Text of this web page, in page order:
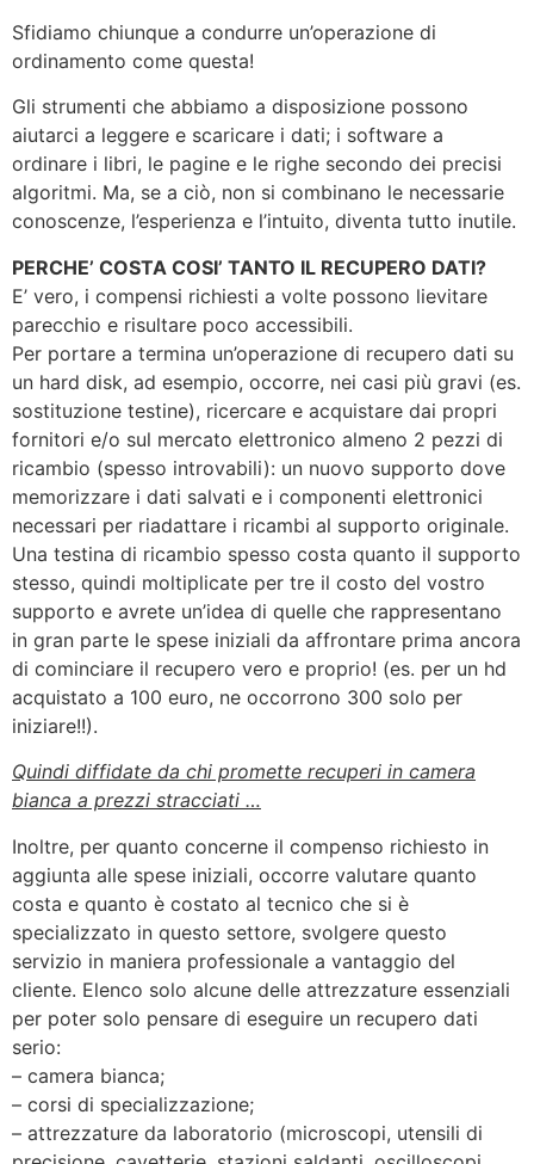
Sfidiamo chiunque a condurre un’operazione di
ordinamento come questa!
Gli strumenti che abbiamo a disposizione possono
aiutarci a leggere e scaricare i dati; i software a
ordinare i libri, le pagine e le righe secondo dei precisi
algoritmi. Ma, se a ciò, non si combinano le necessarie
conoscenze, l’esperienza e l’intuito, diventa tutto inutile.
PERCHE’ COSTA COSI’ TANTO IL RECUPERO DATI?
E’ vero, i compensi richiesti a volte possono lievitare
parecchio e risultare poco accessibili.
Per portare a termina un’operazione di recupero dati su
un hard disk, ad esempio, occorre, nei casi più gravi (es.
sostituzione testine), ricercare e acquistare dai propri
fornitori e/o sul mercato elettronico almeno 2 pezzi di
ricambio (spesso introvabili): un nuovo supporto dove
memorizzare i dati salvati e i componenti elettronici
necessari per riadattare i ricambi al supporto originale.
Una testina di ricambio spesso costa quanto il supporto
stesso, quindi moltiplicate per tre il costo del vostro
supporto e avrete un’idea di quelle che rappresentano
in gran parte le spese iniziali da affrontare prima ancora
di cominciare il recupero vero e proprio! (es. per un hd
acquistato a 100 euro, ne occorrono 300 solo per
iniziare!!).
Quindi diffidate da chi promette recuperi in camera
bianca a prezzi stracciati …
Inoltre, per quanto concerne il compenso richiesto in
aggiunta alle spese iniziali, occorre valutare quanto
costa e quanto è costato al tecnico che si è
specializzato in questo settore, svolgere questo
servizio in maniera professionale a vantaggio del
cliente. Elenco solo alcune delle attrezzature essenziali
per poter solo pensare di eseguire un recupero dati
serio:
– camera bianca;
– corsi di specializzazione;
– attrezzature da laboratorio (microscopi, utensili di